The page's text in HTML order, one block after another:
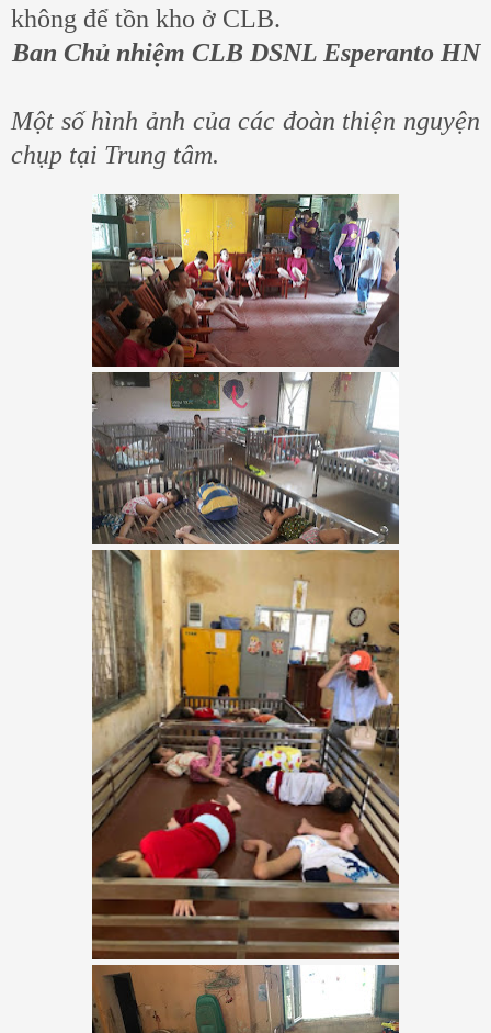
không để tồn kho ở CLB.
Ban Chủ nhiệm CLB DSNL Esperanto HN
Một số hình ảnh của các đoàn thiện nguyện
chụp tại Trung tâm.